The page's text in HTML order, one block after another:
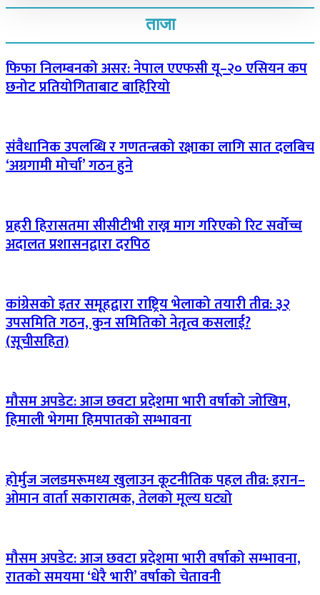
ताजा
फिफा निलम्बनको असर: नेपाल एएफसी यू–२० एसियन कप
छनोट प्रतियोगिताबाट बाहिरियो
संवैधानिक उपलब्धि र गणतन्त्रको रक्षाका लागि सात दलबिच
‘अग्रगामी मोर्चा’ गठन हुने
प्रहरी हिरासतमा सीसीटीभी राख्न माग गरिएको रिट सर्वोच्च
अदालत प्रशासनद्वारा दरपिठ
कांग्रेसको इतर समूहद्वारा राष्ट्रिय भेलाको तयारी तीव्र: ३२
उपसमिति गठन, कुन समितिको नेतृत्व कसलाई?
(सूचीसहित)
मौसम अपडेट: आज छवटा प्रदेशमा भारी वर्षाको जोखिम,
हिमाली भेगमा हिमपातको सम्भावना
होर्मुज जलडमरूमध्य खुलाउन कूटनीतिक पहल तीव्र: इरान–
ओमान वार्ता सकारात्मक, तेलको मूल्य घट्यो
मौसम अपडेट: आज छवटा प्रदेशमा भारी वर्षाको सम्भावना,
रातको समयमा ‘धेरै भारी’ वर्षाको चेतावनी